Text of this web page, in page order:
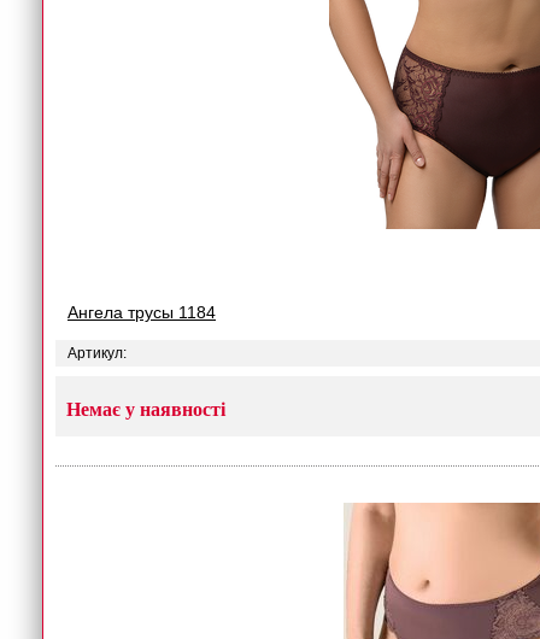
Ангела трусы 1184
Артикул:
Немає у наявності